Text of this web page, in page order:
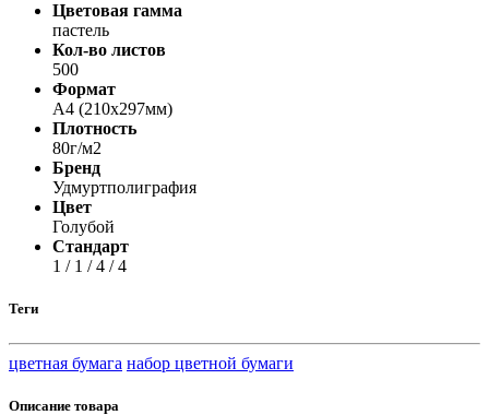
Цветовая гамма
пастель
Кол-во листов
500
Формат
A4 (210x297мм)
Плотность
80г/м2
Бренд
Удмуртполиграфия
Цвет
Голубой
Стандарт
1 / 1 / 4 / 4
Теги
цветная бумага набор цветной бумаги
Описание товара